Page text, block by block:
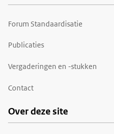
Forum Standaardisatie
Publicaties
Vergaderingen en -stukken
Contact
Over deze site